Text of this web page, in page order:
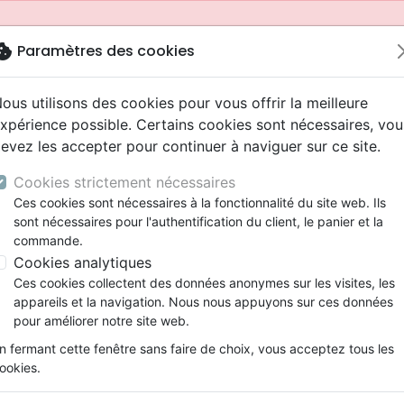
Nouveautés
Testaments
Etude biblique
Segond
Darby
Bandes dessinées
Souffrance, Relation d'aide
Ethique, société, politique
ans
Adolescents, jeunes
Latino, Folk
Soul
Rap, Hip-hop
Louange, Adoration
Pop, Rock
animés
conférences
Films, fiction
Jeux
Papeterie
depuis votre pays (United States).
Bible Nuova Riveduta - miniature, fibro grenat,
Paramètres des cookies
utilisons des cookies pour vous offrir la meilleure
possible. Certains cookies sont nécessaires,
les accepter pour continuer à naviguer sur ce site.
Cookies strictement nécessaires
Ces cookies sont nécessaires à la fonctionnalité du site web. Ils
sont nécessaires pour l'authentification du client, le panier et la
commande.
Cookies analytiques
Ces cookies collectent des données anonymes sur les visites, les
appareils et la navigation. Nous nous appuyons sur ces données
pour améliorer notre site web.
fermant cette fenêtre sans faire de choix, vous acceptez tous les